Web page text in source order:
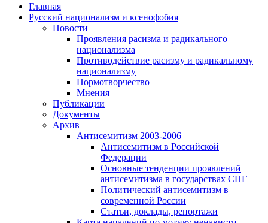
Главная
Русский национализм и ксенофобия
Новости
Проявления расизма и радикального
национализма
Противодействие расизму и радикальному
национализму
Нормотворчество
Мнения
Публикации
Документы
Архив
Антисемитизм 2003-2006
Антисемитизм в Российской
Федерации
Основные тенденции проявлений
антисемитизма в государствах СНГ
Политический антисемитизм в
современной России
Статьи, доклады, репортажи